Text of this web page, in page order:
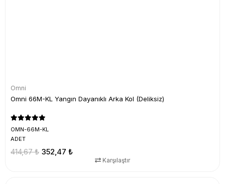
Omni
Omni 66M-KL Yangın Dayanıklı Arka Kol (Deliksiz)
OMN-66M-KL
ADET
352,47 ₺
414,67 ₺
Karşılaştır